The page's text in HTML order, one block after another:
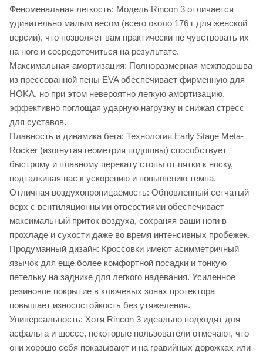
Феноменальная легкость: Модель Rincon 3 отличается
удивительно малым весом (всего около 176 г для женской
версии), что позволяет вам практически не чувствовать их
на ноге и сосредоточиться на результате.
Максимальная амортизация: Полноразмерная межподошва
из прессованной пены EVA обеспечивает фирменную для
HOKA, но при этом невероятно легкую амортизацию,
эффективно поглощая ударную нагрузку и снижая стресс
для суставов.
Плавность и динамика бега: Технология Early Stage Meta-
Rocker (изогнутая геометрия подошвы) способствует
быстрому и плавному перекату стопы от пятки к носку,
подталкивая вас к ускорению и повышению темпа.
Отличная воздухопроницаемость: Обновленный сетчатый
верх с вентиляционными отверстиями обеспечивает
максимальный приток воздуха, сохраняя ваши ноги в
прохладе и сухости даже во время интенсивных пробежек.
Продуманный дизайн: Кроссовки имеют асимметричный
язычок для еще более комфортной посадки и тонкую
петельку на заднике для легкого надевания. Усиленное
резиновое покрытие в ключевых зонах протектора
повышает износостойкость без утяжеления.
Универсальность: Хотя Rincon 3 идеально подходят для
асфальта и шоссе, некоторые пользователи отмечают, что
они хорошо себя показывают и на гравийных дорожках или